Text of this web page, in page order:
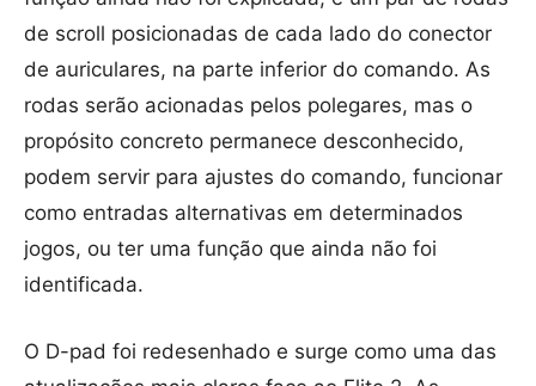
de scroll posicionadas de cada lado do conector
de auriculares, na parte inferior do comando. As
rodas serão acionadas pelos polegares, mas o
propósito concreto permanece desconhecido,
podem servir para ajustes do comando, funcionar
como entradas alternativas em determinados
jogos, ou ter uma função que ainda não foi
identificada.
O D-pad foi redesenhado e surge como uma das